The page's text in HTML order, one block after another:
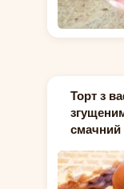
Торт з
смачний